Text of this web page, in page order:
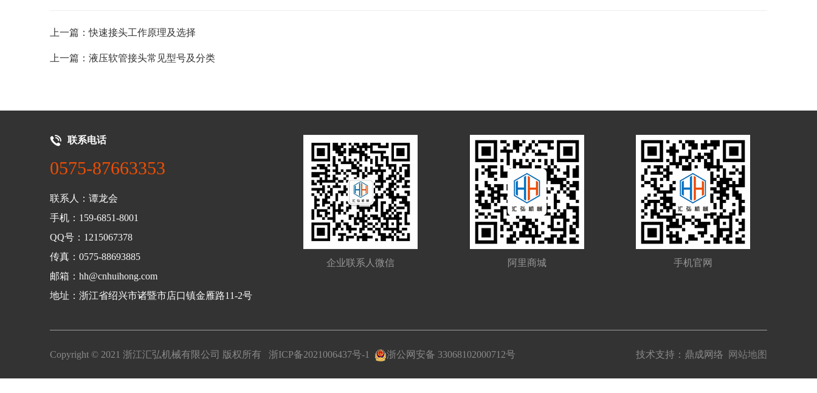
上一篇：快速接头工作原理及选择
上一篇：液压软管接头常见型号及分类
联系电话
0575-87663353
联系人：谭龙会
手机：159-6851-8001
QQ号：1215067378
传真：0575-88693885
邮箱：hh@cnhuihong.com
地址：浙江省绍兴市诸暨市店口镇金雁路11-2号
企业联系人微信 阿里商城 手机官网
Copyright © 2021 浙江汇弘机械有限公司 版权所有 浙ICP备2021006437号-1 浙公网安备 33068102000712号 技术支持： 鼎成网络 网站地图